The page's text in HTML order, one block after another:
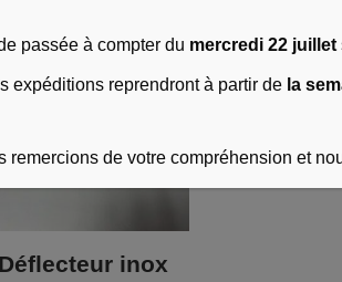
Déflecteur inox
passée à compter du mercredi 22 juillet
expéditions reprendront à partir de la
remercions de votre compréhension et